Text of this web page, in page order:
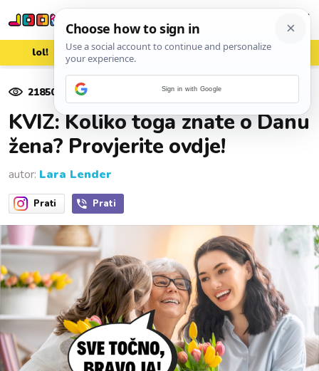
lol! aww vrh! woot?!
21850 pregleda
KVIZ: Koliko toga znate o Danu
žena? Provjerite ovdje!
autor: Lara Lender
Prati Prati
Sign in with Google